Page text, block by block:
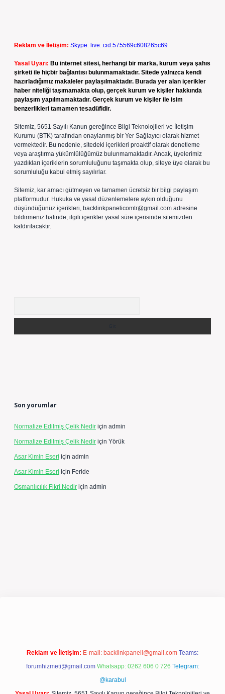
Reklam ve İletişim: Skype: live:.cid.575569c608265c69
Yasal Uyarı: Bu internet sitesi, herhangi bir marka, kurum veya şahıs
şirketi ile hiçbir bağlantısı bulunmamaktadır. Sitede yalnızca kendi
hazırladığımız makaleler paylaşılmaktadır. Burada yer alan içerikler
haber niteliği taşımamakta olup, gerçek kurum ve kişiler hakkında
paylaşım yapılmamaktadır. Gerçek kurum ve kişiler ile isim
benzerlikleri tamamen tesadüfidir.
Sitemiz, 5651 Sayılı Kanun gereğince Bilgi Teknolojileri ve İletişim
Kurumu (BTK) tarafından onaylanmış bir Yer Sağlayıcı olarak hizmet
vermektedir. Bu nedenle, sitedeki içerikleri proaktif olarak denetleme
veya araştırma yükümlülüğümüz bulunmamaktadır. Ancak, üyelerimiz
yazdıkları içeriklerin sorumluluğunu taşımakta olup, siteye üye olarak bu
sorumluluğu kabul etmiş sayılırlar.
Sitemiz, kar amacı gütmeyen ve tamamen ücretsiz bir bilgi paylaşım
platformudur. Hukuka ve yasal düzenlemelere aykırı olduğunu
düşündüğünüz içerikleri, backlinkpanelicomtr@gmail.com adresine
bildirmeniz halinde, ilgili içerikler yasal süre içerisinde sitemizden
kaldırılacaktır.
Son yorumlar
Normalize Edilmiş Çelik Nedir için admin
Normalize Edilmiş Çelik Nedir için Yörük
Asar Kimin Eseri için admin
Asar Kimin Eseri için Feride
Osmanlıcılık Fikri Nedir için admin
Reklam ve İletişim: E-mail: backlinkpaneli@gmail.com Teams:
forumhizmeti@gmail.com Whatsapp: 0262 606 0 726 Telegram:
@karabul